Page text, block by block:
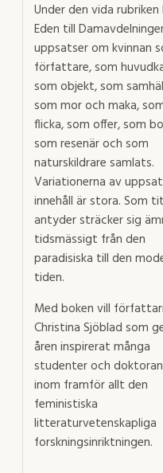
Under den vida rubriken
Eden till
uppsatser om kvinnan
författare, som
som objekt, som
som mor och maka,
flicka, som offer, som
som resenär och som
naturskildrare samlats.
Variationerna av
innehåll är stora. Som
antyder sträcker sig
tidsmässigt från den
paradisiska till den
tiden.
Med boken vill
Christina Sjöblad som
åren inspirerat många
studenter och
inom framför allt den
feministiska
litteraturvetenskapliga
forskningsinriktningen.